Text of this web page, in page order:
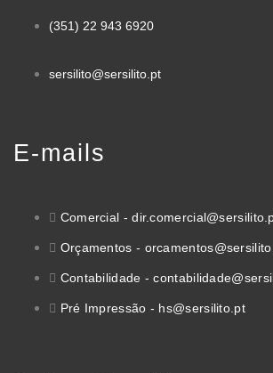
(351) 22 943 6920
sersilito@sersilito.pt
E-mails
Comercial -
Orçamentos -
Contabilidade -
Pré Impressão - hs@sersilito.pt